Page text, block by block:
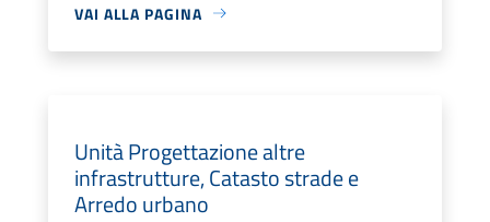
VAI ALLA PAGINA
Unità Progettazione altre
infrastrutture, Catasto strade e
Arredo urbano